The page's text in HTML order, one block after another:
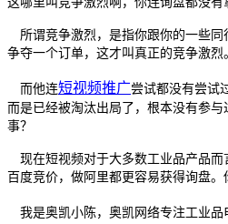
所谓竞争激烈，是指你跟你的一些
争夺一个订单，这才叫真正的竞争激烈
而他连短视频推广尝试都没有尝试
而是已经被淘汰出局了，根本没有参与
事？
现在短视频对于大多数工业品产品
百度竞价，做阿里都更容易获得询盘。
我是奥凯小陈，奥凯网络专注工业品